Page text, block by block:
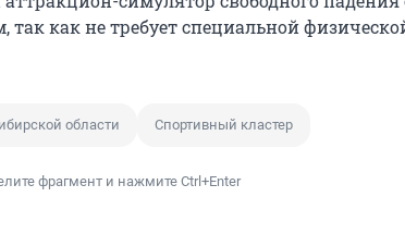
так как не требует специальной
области Спортивный кластер
фрагмент и нажмите Ctrl+Enter